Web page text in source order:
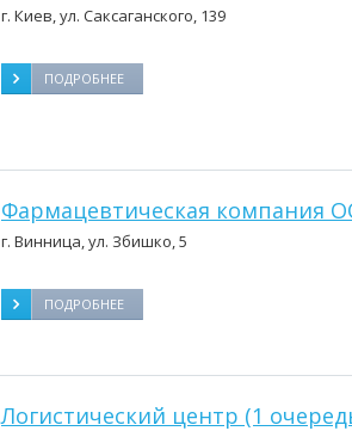
г. Киев, ул. Саксаганского, 139
ПОДРОБНЕЕ
Фармацевтическая компания
г. Винница, ул. Збишко, 5
ПОДРОБНЕЕ
Логистический центр (1